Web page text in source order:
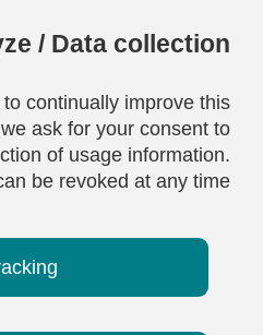
/ Data collection
continually improve this
ask for your consent to
of usage information.
be revoked at any time.